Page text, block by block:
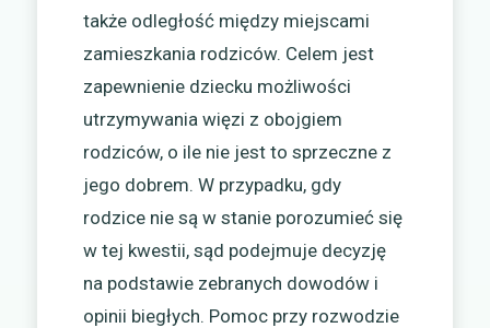
także odległość między miejscami
zamieszkania rodziców. Celem jest
zapewnienie dziecku możliwości
utrzymywania więzi z obojgiem
rodziców, o ile nie jest to sprzeczne z
jego dobrem. W przypadku, gdy
rodzice nie są w stanie porozumieć się
w tej kwestii, sąd podejmuje decyzję
na podstawie zebranych dowodów i
opinii biegłych. Pomoc przy rozwodzie